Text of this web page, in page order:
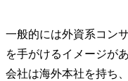
一般的には外資系コン
を手がけるイメージが
会社は海外本社を持ち